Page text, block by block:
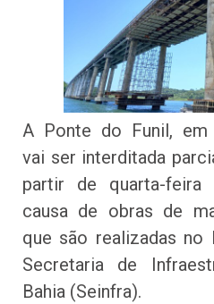
A Ponte do Funil, em
vai ser interditada
partir de quarta-feira
causa de obras de
que são realizadas no
Secretaria de
Bahia (Seinfra).